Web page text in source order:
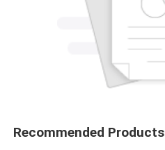
Recommended Products